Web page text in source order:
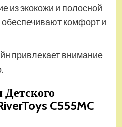
из экокожи и полосной
комфорт и
привлекает внимание
C555MC